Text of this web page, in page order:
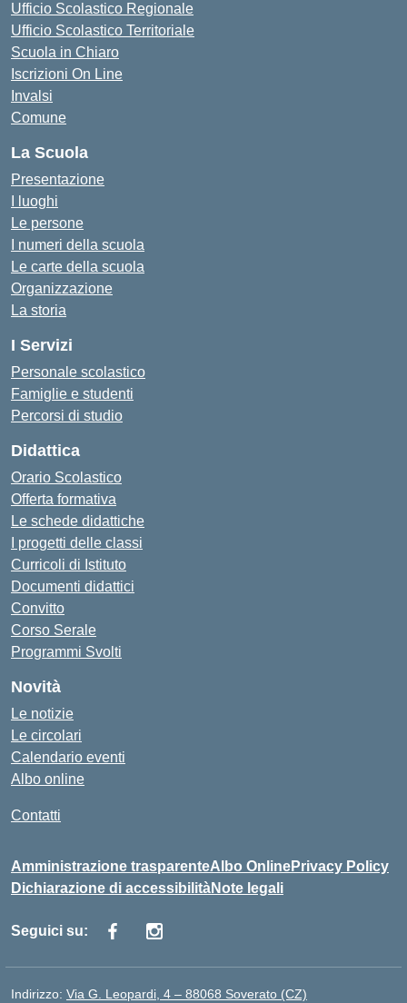
Ufficio Scolastico Regionale
Ufficio Scolastico Territoriale
Scuola in Chiaro
Iscrizioni On Line
Invalsi
Comune
La Scuola
Presentazione
I luoghi
Le persone
I numeri della scuola
Le carte della scuola
Organizzazione
La storia
I Servizi
Personale scolastico
Famiglie e studenti
Percorsi di studio
Didattica
Orario Scolastico
Offerta formativa
Le schede didattiche
I progetti delle classi
Curricoli di Istituto
Documenti didattici
Convitto
Corso Serale
Programmi Svolti
Novità
Le notizie
Le circolari
Calendario eventi
Albo online
Contatti
Amministrazione trasparenteAlbo OnlinePrivacy Policy
Dichiarazione di accessibilitàNote legali
Seguici su:
Indirizzo: Via G. Leopardi, 4 – 88068 Soverato (CZ)